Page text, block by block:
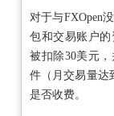
对于与FXOpen
包和交易账户的
被扣除30美元
件（月交易量达
是否收费。